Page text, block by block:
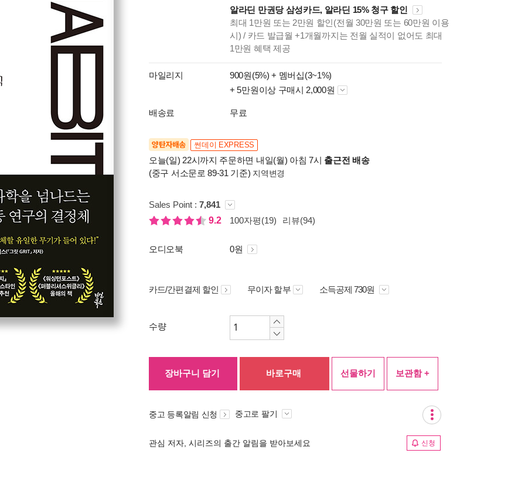
알라딘 만권당 삼성카드, 알라딘 15% 청구 할인
최대 1만원 또는 2만원 할인(전월 30만원 또는 60만원 이용
시) / 카드 발급월 +1개월까지는 전월 실적이 없어도 최대
1만원 혜택 제공
마일리지 900원(5%) + 멤버십(3~1%)
+ 5만원이상 구매시 2,000원
배송료 무료
양탄자배송 썬데이 EXPRESS
오늘(일) 22시까지 주문하면 내일(월) 아침 7시 출근전 배송
(중구 서소문로 89-31 기준) 지역변경
Sales Point : 7,841
9.2
100자평(19) 리뷰(94)
오디오북 0원
카드/간편결제 할인 무이자 할부 소득공제 730원
수량
장바구니 담기 바로구매 선물하기 보관함 +
중고 등록알림 신청 중고로 팔기
관심 저자, 시리즈의 출간 알림을 받아보세요 신청